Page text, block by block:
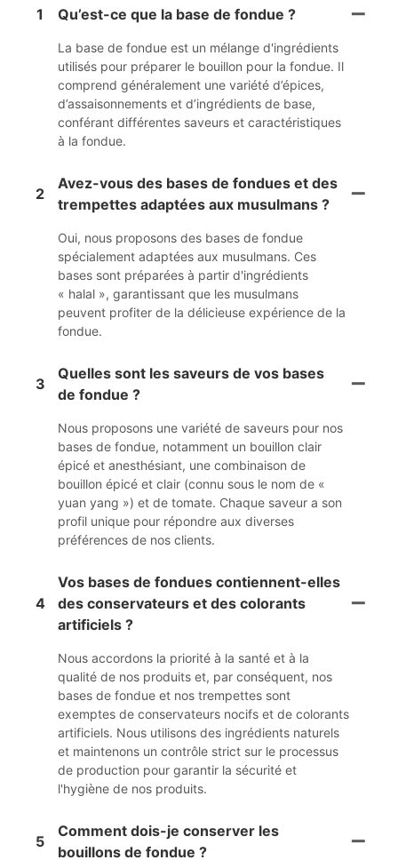
1 Qu’est-ce que la base de fondue ?
La base de fondue est un mélange d'ingrédients
utilisés pour préparer le bouillon pour la fondue. Il
comprend généralement une variété d’épices,
d’assaisonnements et d’ingrédients de base,
conférant différentes saveurs et caractéristiques
à la fondue.
2
Avez-vous des bases de fondues et des
trempettes adaptées aux musulmans ?
Oui, nous proposons des bases de fondue
spécialement adaptées aux musulmans. Ces
bases sont préparées à partir d'ingrédients
« halal », garantissant que les musulmans
peuvent profiter de la délicieuse expérience de la
fondue.
3
Quelles sont les saveurs de vos bases
de fondue ?
Nous proposons une variété de saveurs pour nos
bases de fondue, notamment un bouillon clair
épicé et anesthésiant, une combinaison de
bouillon épicé et clair (connu sous le nom de «
yuan yang ») et de tomate. Chaque saveur a son
profil unique pour répondre aux diverses
préférences de nos clients.
4
Vos bases de fondues contiennent-elles
des conservateurs et des colorants
artificiels ?
Nous accordons la priorité à la santé et à la
qualité de nos produits et, par conséquent, nos
bases de fondue et nos trempettes sont
exemptes de conservateurs nocifs et de colorants
artificiels. Nous utilisons des ingrédients naturels
et maintenons un contrôle strict sur le processus
de production pour garantir la sécurité et
l'hygiène de nos produits.
5
Comment dois-je conserver les
bouillons de fondue ?